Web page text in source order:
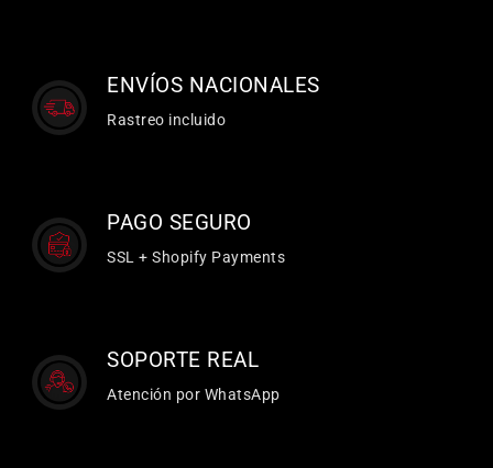
ENVÍOS NACIONALES
Rastreo incluido
PAGO SEGURO
SSL + Shopify Payments
SOPORTE REAL
Atención por WhatsApp